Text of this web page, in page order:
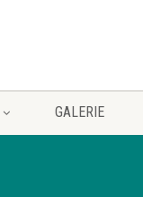
GALERIE